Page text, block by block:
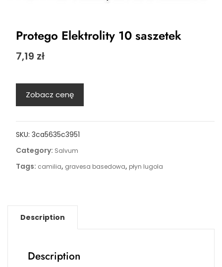
Protego Elektrolity 10 saszetek
7,19 zł
Zobacz cenę
SKU: 3ca5635c3951
Category: Salvum
Tags: camilia, gravesa basedowa, płyn lugola
Description
Description